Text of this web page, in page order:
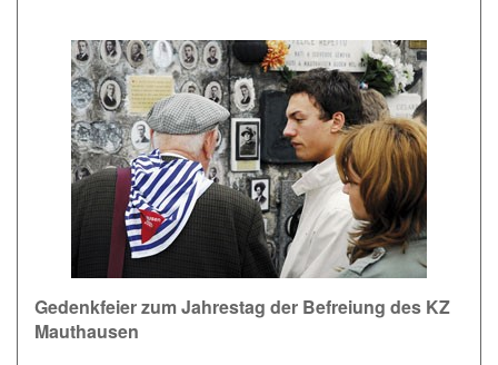
Gedenkfeier zum Jahrestag der Befreiung des KZ
Mauthausen